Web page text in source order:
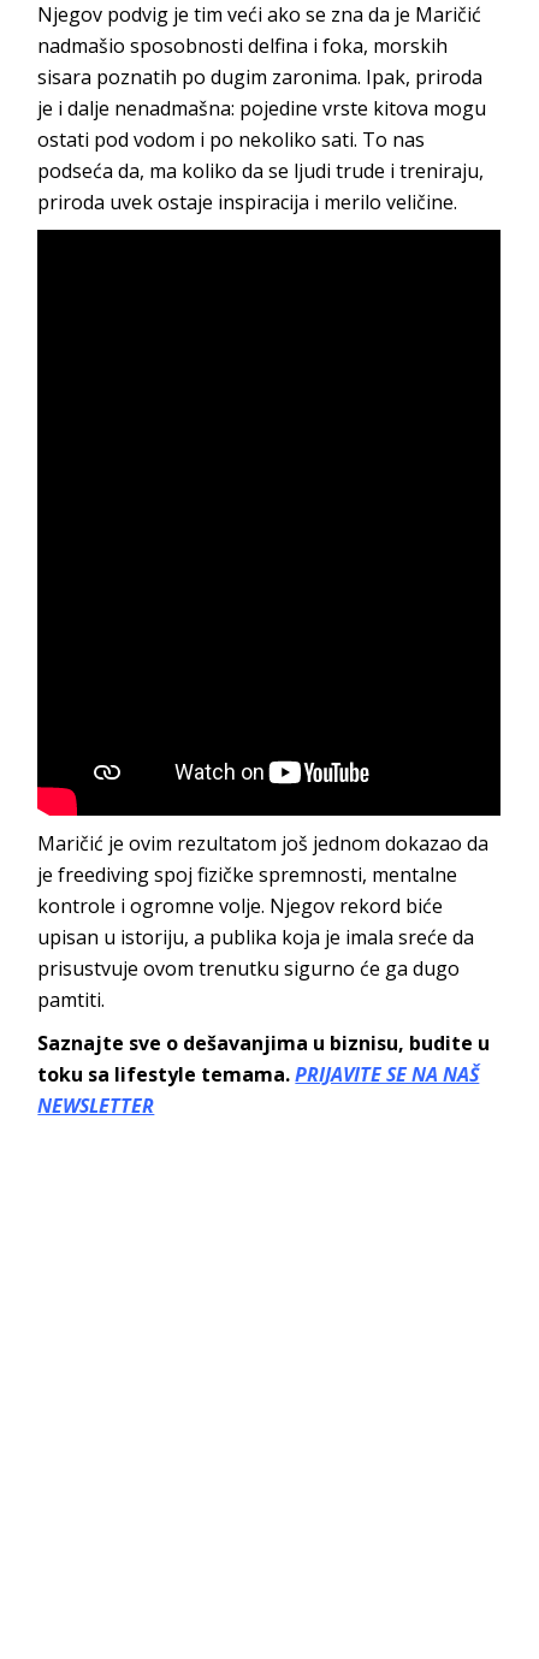
Njegov podvig je tim veći ako se zna da je Maričić
nadmašio sposobnosti delfina i foka, morskih
sisara poznatih po dugim zaronima. Ipak, priroda
je i dalje nenadmašna: pojedine vrste kitova mogu
ostati pod vodom i po nekoliko sati. To nas
podseća da, ma koliko da se ljudi trude i treniraju,
priroda uvek ostaje inspiracija i merilo veličine.
Maričić je ovim rezultatom još jednom dokazao da
je freediving spoj fizičke spremnosti, mentalne
kontrole i ogromne volje. Njegov rekord biće
upisan u istoriju, a publika koja je imala sreće da
prisustvuje ovom trenutku sigurno će ga dugo
pamtiti.
Saznajte sve o dešavanjima u biznisu, budite u
toku sa lifestyle temama.PRIJAVITE SE NA NAŠ
NEWSLETTER